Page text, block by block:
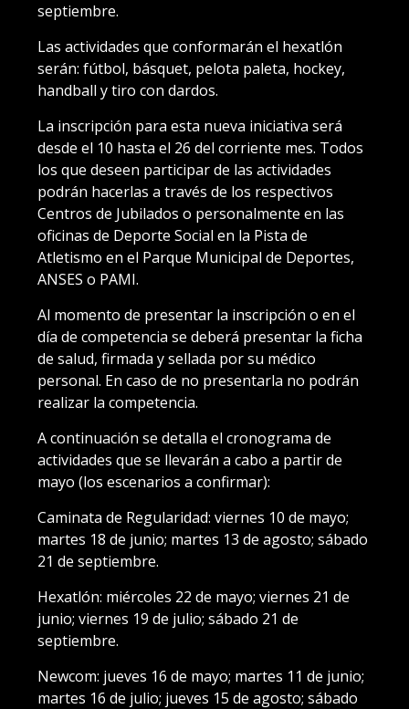
septiembre.
Las actividades que conformarán el hexatlón
serán: fútbol, básquet, pelota paleta, hockey,
handball y tiro con dardos.
La inscripción para esta nueva iniciativa será
desde el 10 hasta el 26 del corriente mes. Todos
los que deseen participar de las actividades
podrán hacerlas a través de los respectivos
Centros de Jubilados o personalmente en las
oficinas de Deporte Social en la Pista de
Atletismo en el Parque Municipal de Deportes,
ANSES o PAMI.
Al momento de presentar la inscripción o en el
día de competencia se deberá presentar la ficha
de salud, firmada y sellada por su médico
personal. En caso de no presentarla no podrán
realizar la competencia.
A continuación se detalla el cronograma de
actividades que se llevarán a cabo a partir de
mayo (los escenarios a confirmar):
Caminata de Regularidad: viernes 10 de mayo;
martes 18 de junio; martes 13 de agosto; sábado
21 de septiembre.
Hexatlón: miércoles 22 de mayo; viernes 21 de
junio; viernes 19 de julio; sábado 21 de
septiembre.
Newcom: jueves 16 de mayo; martes 11 de junio;
martes 16 de julio; jueves 15 de agosto; sábado